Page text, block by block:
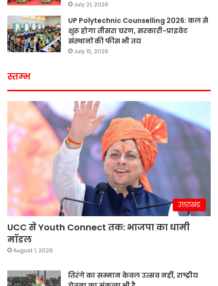
July 21, 2026
UP Polytechnic Counselling 2026: कल से
शुरू होगा तीसरा चरण, सरकारी-प्राइवेट
संस्थानों की फीस भी तय
July 15, 2026
स्तम्भ
उत्तराखंड
UCC से Youth Connect तक: भाजपा का धामी
मॉडल
August 1, 2026
तिरंगे का सम्मान केवल उत्सव नहीं, राष्ट्रीय